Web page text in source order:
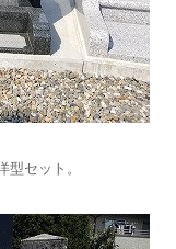
セット。